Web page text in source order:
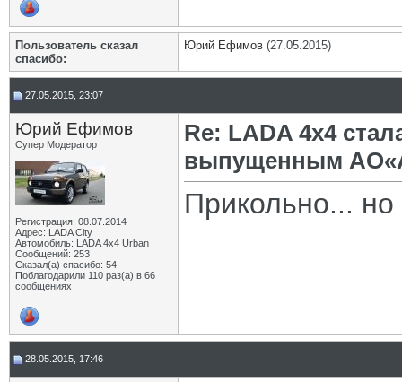
Пользователь сказал
cпасибо:
Юрий Ефимов (27.05.2015)
27.05.2015, 23:07
Юрий Ефимов
Супер Модератор
Регистрация: 08.07.2014
Адрес: LADA City
Автомобиль: LADA 4x4 Urban
Сообщений: 253
Сказал(а) спасибо: 54
Поблагодарили 110 раз(а) в 66
сообщениях
Re: LADA 4x4
выпущенным
Прикольно...
28.05.2015, 17:46